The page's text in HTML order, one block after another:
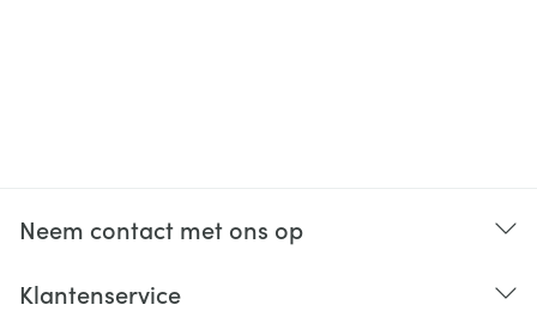
Neem contact met ons op
Klantenservice